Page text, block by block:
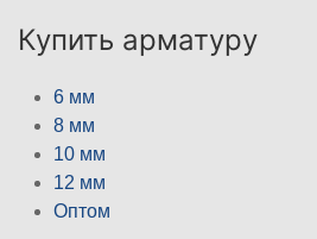
Купить арматуру
6 мм
8 мм
10 мм
12 мм
Оптом